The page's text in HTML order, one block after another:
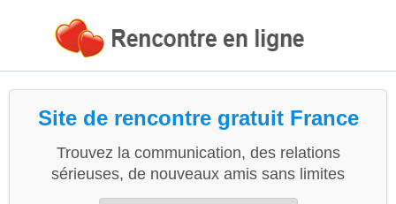
Site de rencontre gratuit France
Trouvez la communication, des relations
sérieuses, de nouveaux amis sans limites